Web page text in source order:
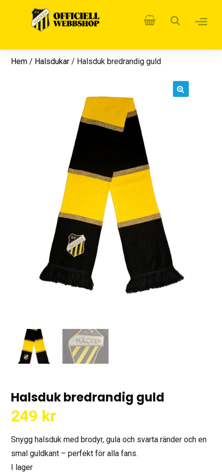
Hem / Halsdukar / Halsduk bredrandig guld
Halsduk bredrandig guld
249 kr
Snygg halsduk med brodyr, gula och svarta ränder och en
smal guldkant – perfekt för alla fans.
I lager